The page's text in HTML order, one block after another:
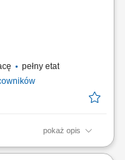
pozytywnych
pełny etat
pokaż opis
z klientami